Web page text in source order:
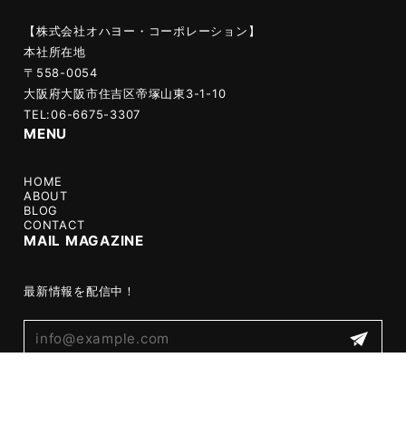
【株式会社オハヨー・コーポレーション】
本社所在地
〒558-0054
大阪府大阪市住吉区帝塚山東3-1-10
TEL:06-6675-3307
MENU
HOME
ABOUT
BLOG
CONTACT
MAIL MAGAZINE
最新情報を配信中！